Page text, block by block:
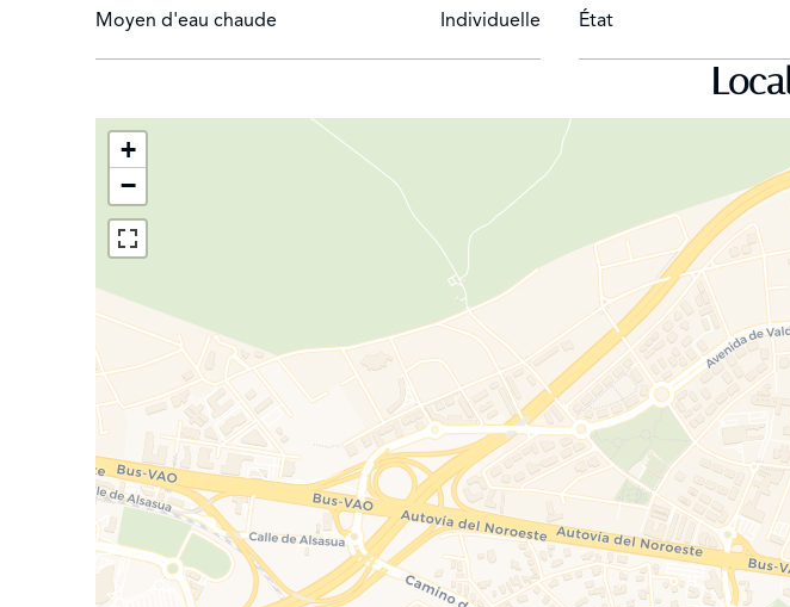
bains avec des parois en verre et des meubles en corian. Ensuite, une
qu'à un double dressing de 22 m², dissimulé par un mur doté d'un ensemble
La chambre à coucher dispose d'une cheminée à gaz avec télécommande
Mondrian que le dressing avec une coiffeuse au fond. La télévision avec le
le deuxième escalier reliant les 3 étages.
SOUS-SOL : une zone de service pratique avec deux chambres, une salle de
de cyprès, Garage pour 6 voitures aménagé en salle de fête avec des lumières
jardinier utilisée comme deuxième débarras. Buanderie avec double chaudière.
Il convient de noter qu'il s'agit d'une parcelle fabuleuse avec un jardin bien
Domotique avec système KNX intégré avec sécurité, éclairage, stores,
Éclairage et stores de Berker. Pierre naturelle en revêtement intérieur et
dans les plafonds Future Automation. Éclairage technique dans toute la
Moyen d'eau chaude Individuelle État
+
−